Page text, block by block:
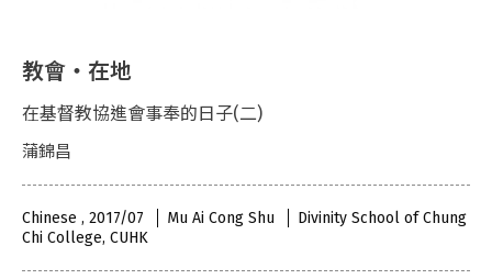
教會‧在地
在基督教協進會事奉的日子(二)
蒲錦昌
Chinese , 2017/07 Mu Ai Cong Shu
Divinity School of Chung
Chi College, CUHK